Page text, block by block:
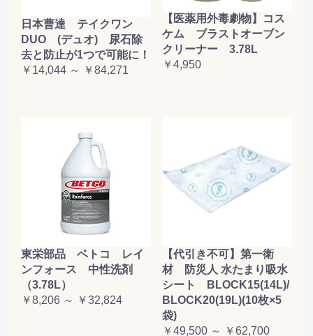
日本曹達 テイクワン
DUO (デュオ) 尿石除
去と防止が1つで可能に！
￥14,044 ～ ￥84,271
【医薬用外毒劇物】コス
ケム ブラストオーブン
クリーナー 3.78L
￥4,950
東栄部品 ベトコ レイ
ンフォース 中性洗剤
（3.78L）
￥8,206 ～ ￥32,824
【代引き不可】第一衛
材 防災人 水たまり吸水
シート BLOCK15(14L)/
BLOCK20(19L)(10枚×5
袋)
￥49,500 ～ ￥62,700